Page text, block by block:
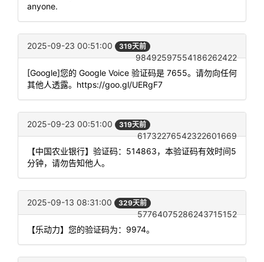
anyone.
2025-09-23 00:51:00 319天前
98492597554186262422
[Google]您的 Google Voice 验证码是 7655。请勿向任何
其他人透露。https://goo.gl/UERgF7
2025-09-23 00:51:00 319天前
61732276542322601669
【中国农业银行】验证码：514863，本验证码有效时间5
分钟，请勿告知他人。
2025-09-13 08:31:00 329天前
57764075286243715152
【乐动力】您的验证码为：9974。